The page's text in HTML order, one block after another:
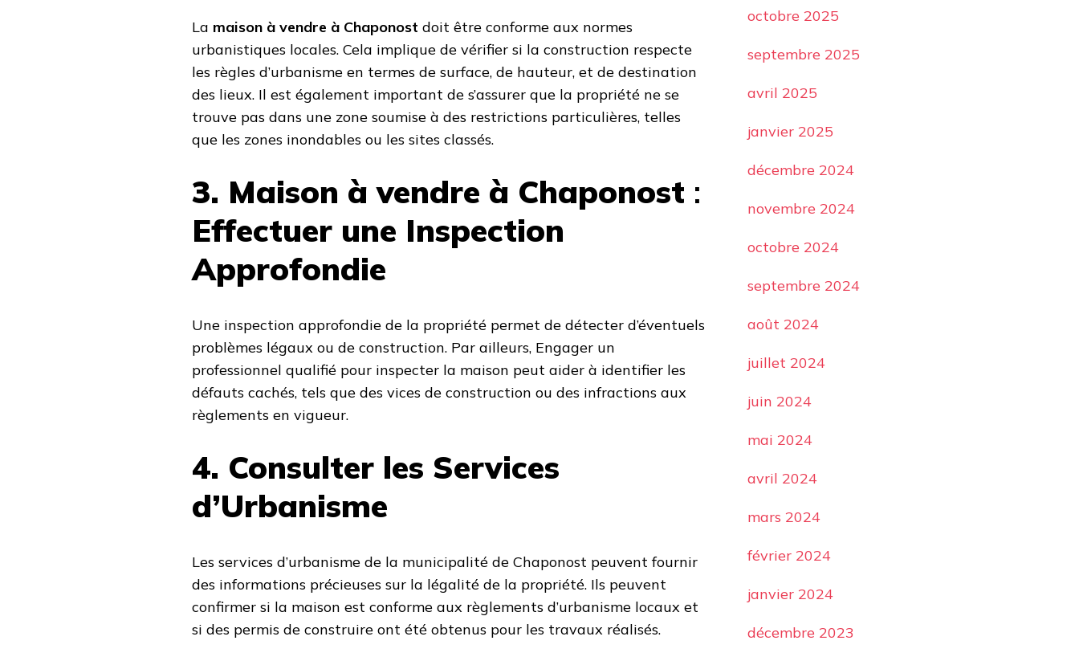
La maison à vendre à Chaponost doit être conforme aux normes
urbanistiques locales. Cela implique de vérifier si la construction respecte
les règles d’urbanisme en termes de surface, de hauteur, et de destination
des lieux. Il est également important de s’assurer que la propriété ne se
trouve pas dans une zone soumise à des restrictions particulières, telles
que les zones inondables ou les sites classés.
3. Maison à vendre à Chaponost :
Effectuer une Inspection
Approfondie
Une inspection approfondie de la propriété permet de détecter d’éventuels
problèmes légaux ou de construction. Par ailleurs, Engager un
professionnel qualifié pour inspecter la maison peut aider à identifier les
défauts cachés, tels que des vices de construction ou des infractions aux
règlements en vigueur.
4. Consulter les Services
d’Urbanisme
Les services d’urbanisme de la municipalité de Chaponost peuvent fournir
des informations précieuses sur la légalité de la propriété. Ils peuvent
confirmer si la maison est conforme aux règlements d’urbanisme locaux et
si des permis de construire ont été obtenus pour les travaux réalisés.
octobre 2025
septembre 2025
avril 2025
janvier 2025
décembre 2024
novembre 2024
octobre 2024
septembre 2024
août 2024
juillet 2024
juin 2024
mai 2024
avril 2024
mars 2024
février 2024
janvier 2024
décembre 2023